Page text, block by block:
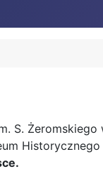
S.
Historycznego